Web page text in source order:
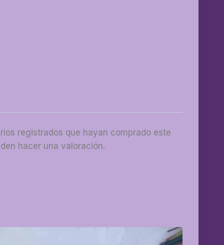
registrados que hayan comprado este
hacer una valoración.